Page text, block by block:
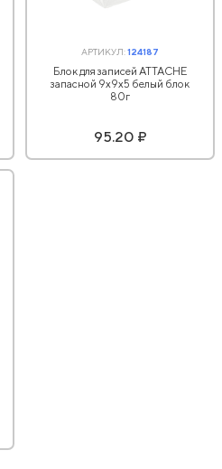
АРТИКУЛ:124187
Блок для записей ATTACHE
запасной 9х9х5 белый блок
80г
95.20 ₽